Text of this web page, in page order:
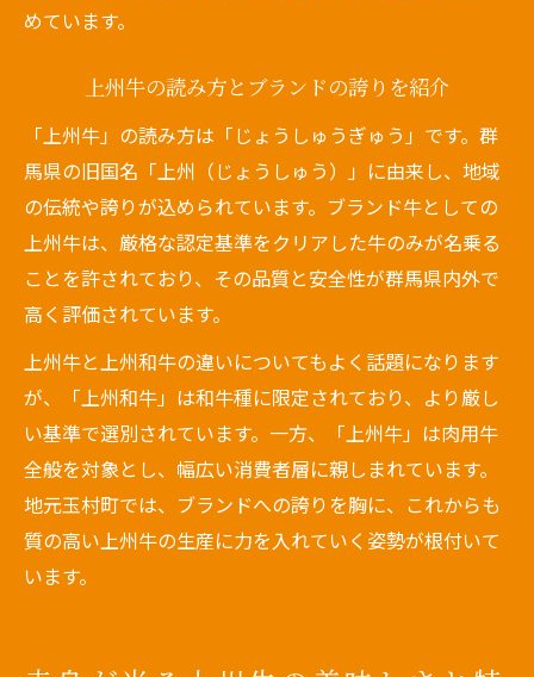
めています。
上州牛の読み方とブランドの誇りを紹介
「上州牛」の読み方は「じょうしゅうぎゅう」です。群
馬県の旧国名「上州（じょうしゅう）」に由来し、地域
の伝統や誇りが込められています。ブランド牛としての
上州牛は、厳格な認定基準をクリアした牛のみが名乗る
ことを許されており、その品質と安全性が群馬県内外で
高く評価されています。
上州牛と上州和牛の違いについてもよく話題になります
が、「上州和牛」は和牛種に限定されており、より厳し
い基準で選別されています。一方、「上州牛」は肉用牛
全般を対象とし、幅広い消費者層に親しまれています。
地元玉村町では、ブランドへの誇りを胸に、これからも
質の高い上州牛の生産に力を入れていく姿勢が根付いて
います。